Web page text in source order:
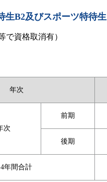
生B2及びスポーツ特待生
で資格取消有）
年次
次
前期
後期
4年間合計